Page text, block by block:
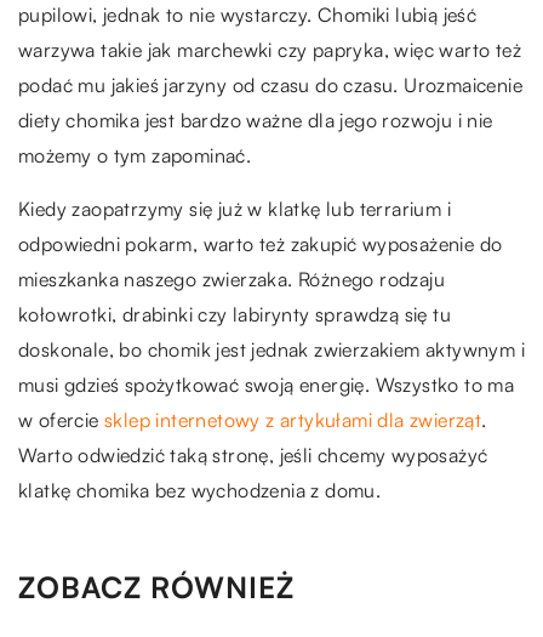
pupilowi, jednak to nie wystarczy. Chomiki lubią jeść
warzywa takie jak marchewki czy papryka, więc warto też
podać mu jakieś jarzyny od czasu do czasu. Urozmaicenie
diety chomika jest bardzo ważne dla jego rozwoju i nie
możemy o tym zapominać.
Kiedy zaopatrzymy się już w klatkę lub terrarium i
odpowiedni pokarm, warto też zakupić wyposażenie do
mieszkanka naszego zwierzaka. Różnego rodzaju
kołowrotki, drabinki czy labirynty sprawdzą się tu
doskonale, bo chomik jest jednak zwierzakiem aktywnym i
musi gdzieś spożytkować swoją energię. Wszystko to ma
w oferciesklep internetowy z artykułami dla zwierząt.
Warto odwiedzić taką stronę, jeśli chcemy wyposażyć
klatkę chomika bez wychodzenia z domu.
ZOBACZ RÓWNIEŻ